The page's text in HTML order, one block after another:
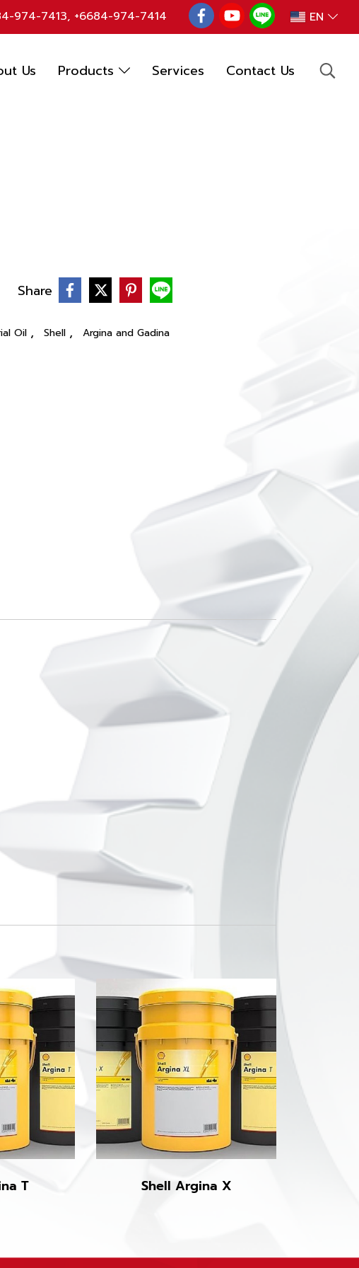
974-7413, +6684-974-7414 EN
Us Products Services Contact Us
Share
Oil , Shell , Argina and Gadina
T Shell Argina X